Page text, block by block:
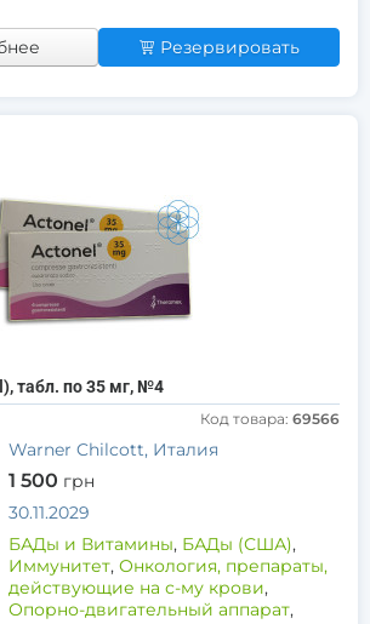
Резервировать
табл. по 35 мг, №4
Код товара: 69566
Warner Chilcott, Италия
1 500 грн
30.11.2029
БАДы и Витамины, БАДы (США),
Иммунитет, Онкология, препараты,
действующие на с-му крови,
Опорно-двигательный аппарат,